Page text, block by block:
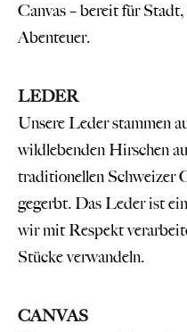
Canvas – bereit für
Abenteuer.
LEDER
Unsere Leder stammen
wildlebenden Hirschen
traditionellen Schweizer
gegerbt. Das Leder ist
wir mit Respekt
Stücke verwandeln.
CANVAS